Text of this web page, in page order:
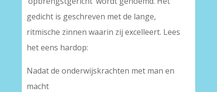
gedicht is geschreven met de lange,
ritmische zinnen waarin zij excelleert. Lees
het eens hardop:
Nadat de onderwijskrachten met man en
macht